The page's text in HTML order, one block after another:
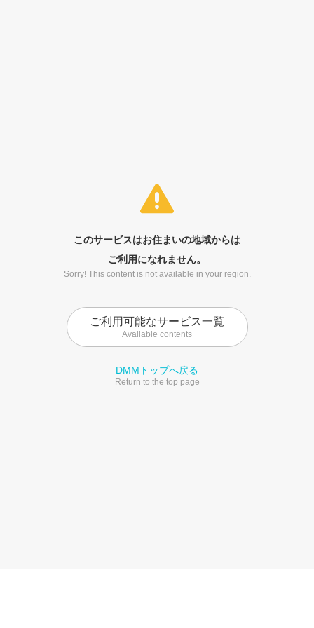
このサービスはお住まいの地域からは
ご利用になれません。
Sorry! This content is not available in your region.
ご利用可能なサービス一覧
Available contents
DMMトップへ戻る
Return to the top page